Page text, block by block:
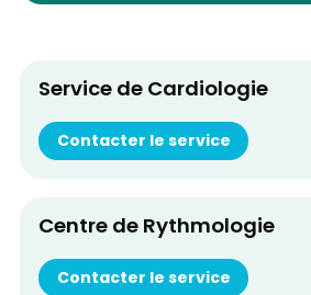
Service de Cardiologie
Contacter le service
Centre de Rythmologie
Contacter le service